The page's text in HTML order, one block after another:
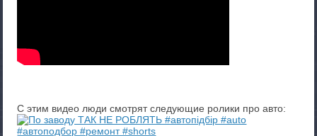
С этим видео люди смотрят следующие ролики про авто: